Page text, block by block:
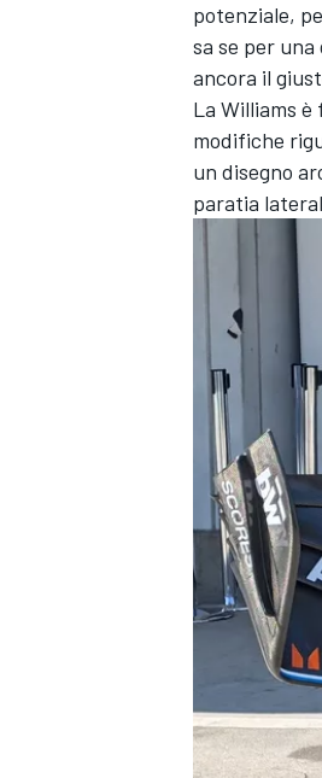
potenziale,
sa se per
ancora il
La Williams
modifiche
un disegno
paratia